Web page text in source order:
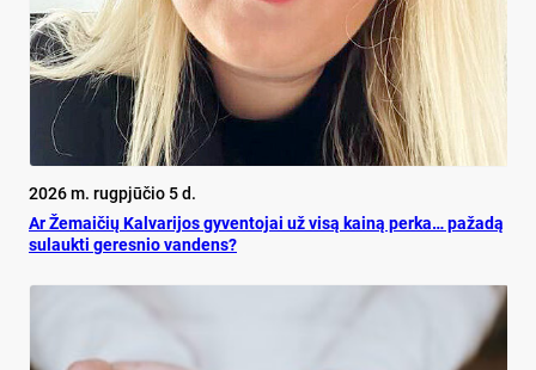
2026 m. rugpjūčio 5 d.
Ar Že­mai­čių Kal­va­ri­jos gy­ven­to­jai už vi­są kai­ną per­ka… pa­ža­dą
su­lauk­ti ge­res­nio van­dens?